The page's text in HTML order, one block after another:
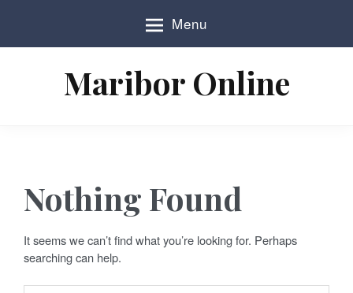
Menu
Maribor Online
Nothing Found
It seems we can’t find what you’re looking for. Perhaps
searching can help.